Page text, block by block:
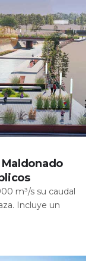
m³/s su caudal
Incluye un